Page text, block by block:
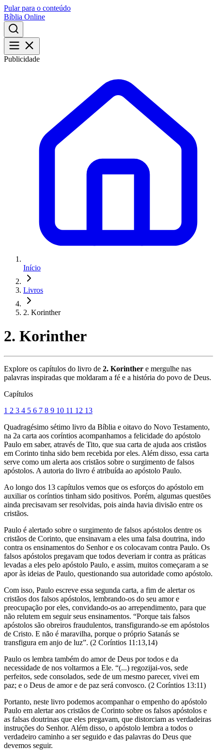
Pular para o conteúdo
Bíblia Online
Publicidade
Início
Livros
2. Korinther
2. Korinther
Explore os capítulos do livro de 2. Korinther e mergulhe nas
palavras inspiradas que moldaram a fé e a história do povo de Deus.
Capítulos
1 2 3 4 5 6 7 8 9 10 11 12 13
Quadragésimo sétimo livro da Bíblia e oitavo do Novo Testamento,
na 2a carta aos coríntios acompanhamos a felicidade do apóstolo
Paulo em saber, através de Tito, que sua carta de ajuda aos cristãos
em Corinto tinha sido bem recebida por eles. Além disso, essa carta
serve como um alerta aos cristãos sobre o surgimento de falsos
apóstolos. A autoria do livro é atribuída ao apóstolo Paulo.
Ao longo dos 13 capítulos vemos que os esforços do apóstolo em
auxiliar os coríntios tinham sido positivos. Porém, algumas questões
ainda precisavam ser resolvidas, pois ainda havia divisão entre os
cristãos.
Paulo é alertado sobre o surgimento de falsos apóstolos dentre os
cristãos de Corinto, que ensinavam a eles uma falsa doutrina, indo
contra os ensinamentos do Senhor e os colocavam contra Paulo. Os
falsos apóstolos pregavam que todos deveriam ir contra as práticas
levadas a eles pelo apóstolo Paulo, e assim, muitos começaram a se
apor às ideias de Paulo, questionando sua autoridade como apóstolo.
Com isso, Paulo escreve essa segunda carta, a fim de alertar os
cristãos dos falsos apóstolos, lembrando-os do seu amor e
preocupação por eles, convidando-os ao arrependimento, para que
não relutem em seguir seus ensinamentos. “Porque tais falsos
apóstolos são obreiros fraudulentos, transfigurando-se em apóstolos
de Cristo. E não é maravilha, porque o próprio Satanás se
transfigura em anjo de luz”. (2 Coríntios 11:13,14)
Paulo os lembra também do amor de Deus por todos e da
necessidade de nos voltarmos a Ele. “(...) regozijai-vos, sede
perfeitos, sede consolados, sede de um mesmo parecer, vivei em
paz; e o Deus de amor e de paz será convosco. (2 Coríntios 13:11)
Portanto, neste livro podemos acompanhar o empenho do apóstolo
Paulo em alertar aos cristãos de Corinto sobre os falsos apóstolos e
as falsas doutrinas que eles pregavam, que distorciam as verdadeiras
instruções do Senhor. Além disso, o apóstolo lembra a todos o
verdadeiro caminho a ser seguido e das palavras do Deus que
devemos seguir.